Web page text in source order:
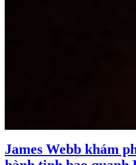
James Webb khám